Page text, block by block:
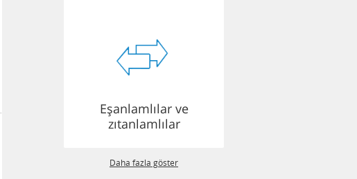
Eşanlamlılar ve
zıtanlamlılar
Daha fazla göster